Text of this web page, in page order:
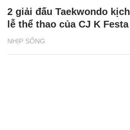
NHỊP SỐNG
2 giải đấu Taekwondo
lễ thể thao của CJ K